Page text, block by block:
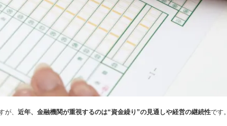
が、 近年、金融機関が重視するのは“資金繰り”の見通しや経営の継続性です。